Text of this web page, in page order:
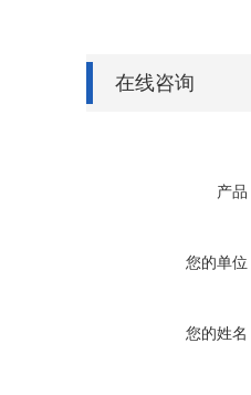
在线咨询
产品
您的单位
您的姓名